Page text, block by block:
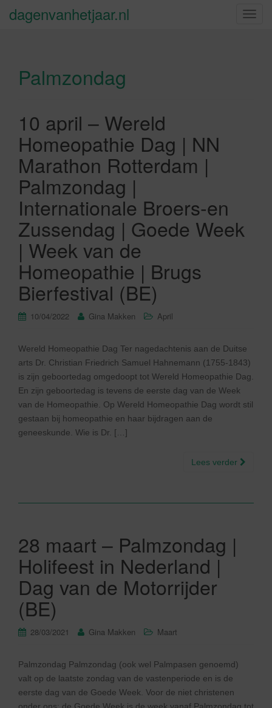
S
dagenvanhetjaar.nl
Palmzondag
10 april – Wereld
Homeopathie Dag | NN
Marathon Rotterdam |
Palmzondag |
Internationale Broers-en
Zussendag | Goede Week
| Week van de
Homeopathie | Brugs
Bierfestival (BE)
10/04/2022 Gina Makken April
Wereld Homeopathie Dag Ter nagedachtenis aan de Duitse
arts Dr. Christian Friedrich Samuel Hahnemann (1755-1843)
is zijn geboortedag omgedoopt tot Wereld Homeopathie Dag.
En zijn geboortedag is tevens de eerste dag van de Week
van de Homeopathie. Op Wereld Homeopathie Dag wordt stil
gestaan bij homeopathie en haar bijdragen aan de
geneeskunde. Wie is Dr. […]
Lees verder
28 maart – Palmzondag |
Holifeest in Nederland |
Dag van de Motorrijder
(BE)
28/03/2021 Gina Makken Maart
Palmzondag Palmzondag (ook wel Palmpasen genoemd)
valt op de laatste zondag van de vastenperiode en is de
eerste dag van de Goede Week. Voor de niet christenen